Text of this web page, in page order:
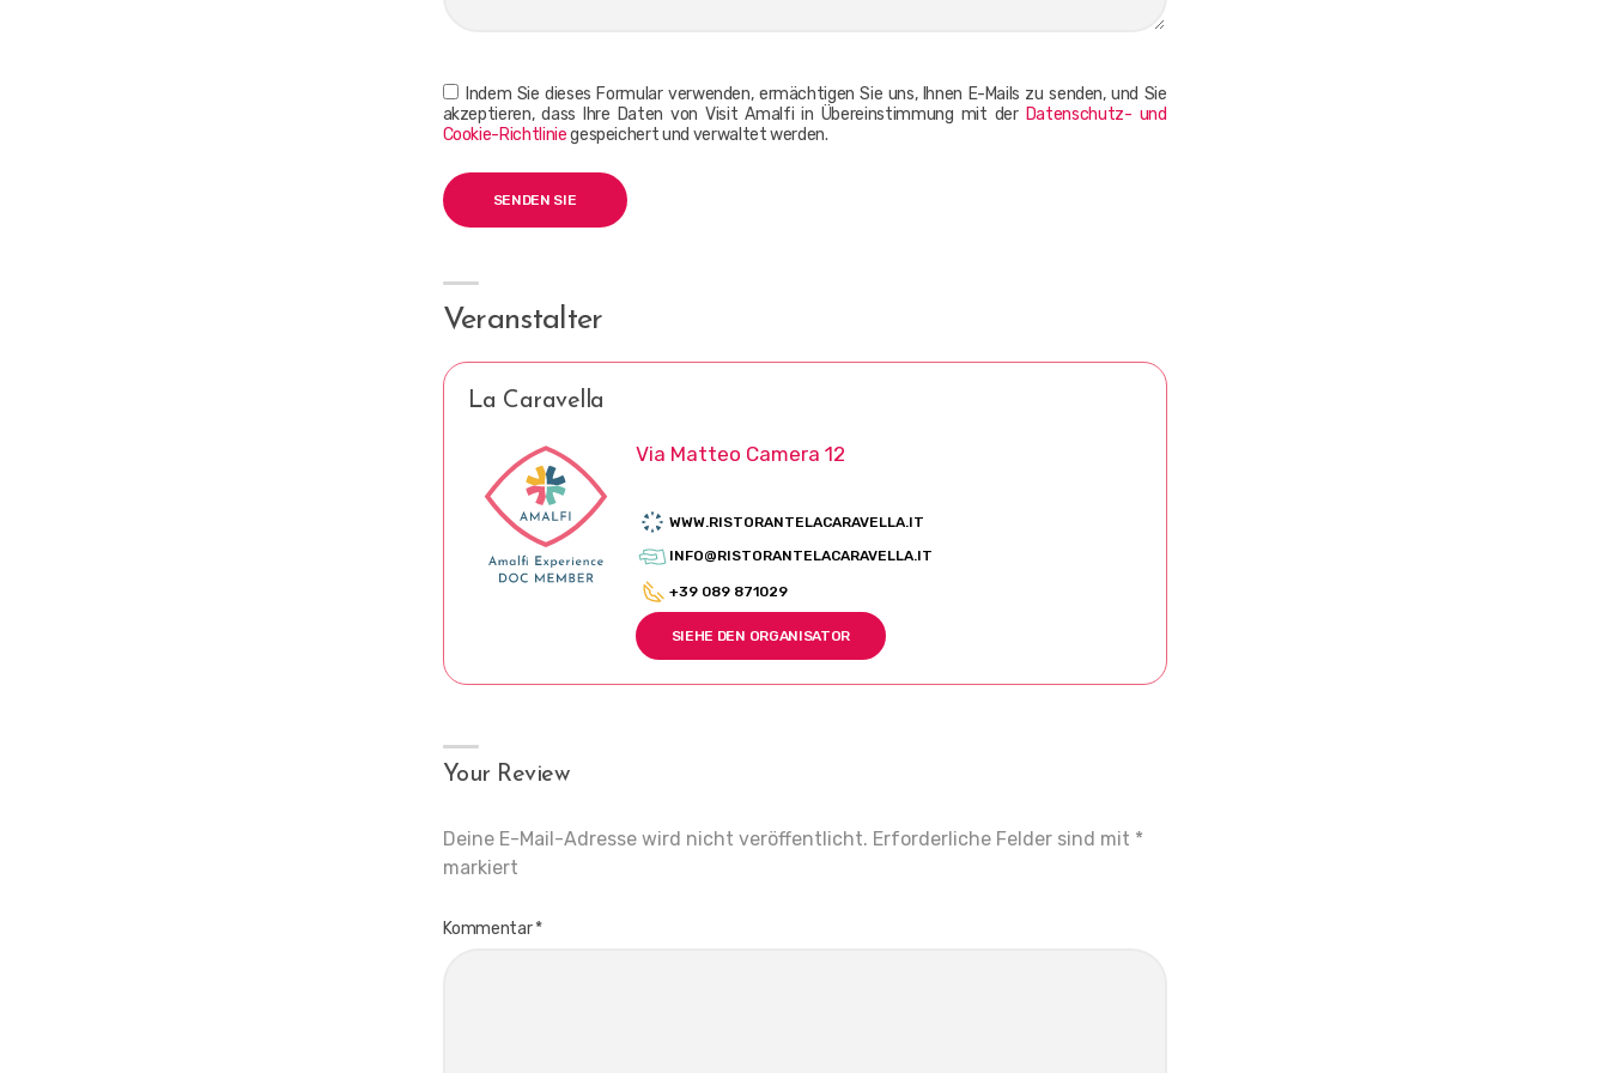
Indem Sie dieses Formular verwenden, ermächtigen Sie uns, Ihnen E-Mails zu senden, und Sie
akzeptieren, dass Ihre Daten von Visit Amalfi in Übereinstimmung mit der Datenschutz- und
Cookie-Richtliniegespeichert und verwaltet werden.
Veranstalter
La Caravella
Via Matteo Camera 12
WWW.RISTORANTELACARAVELLA.IT
INFO@RISTORANTELACARAVELLA.IT
+39 089 871029
SIEHE DEN ORGANISATOR
Your Review
Deine E-Mail-Adresse wird nicht veröffentlicht. Erforderliche Felder sind mit *
markiert
Kommentar*